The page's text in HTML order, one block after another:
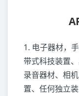
1. 电子器材，
带式科技装置
录音器材、相
置、任何独立